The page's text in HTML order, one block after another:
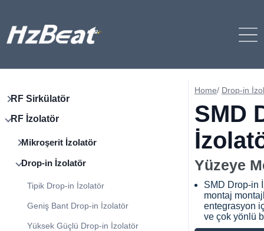
RF Sirkülatör
RF İzolatör
Mikroşerit İzolatör
Drop-in İzolatör
Tipik Drop-in İzolatör
Geniş Bant Drop-in İzolatör
Yüksek Güçlü Drop-in İzolatör
Home/ Drop-in
SMD
Yüzeye
SMD Drop-in
montaj
entegrasyon
ve çok yönlü